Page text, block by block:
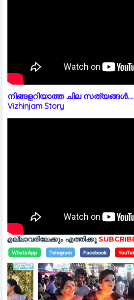
നിങ്ങളറിയാത്ത ചില സത്യങ്ങൾ....|
Vizhinjam Story
എത്തിക്കൂSUBCRIBE
WhatsApp Telegram Facebook